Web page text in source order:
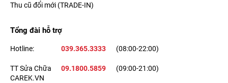
Thu cũ đổi mới (TRADE-IN)
Tổng đài hỗ trợ
Hotline: 039.365.3333 (08:00-22:00)
TT Sửa Chữa
CAREK.VN
09.1800.5859 (09:00-21:00)